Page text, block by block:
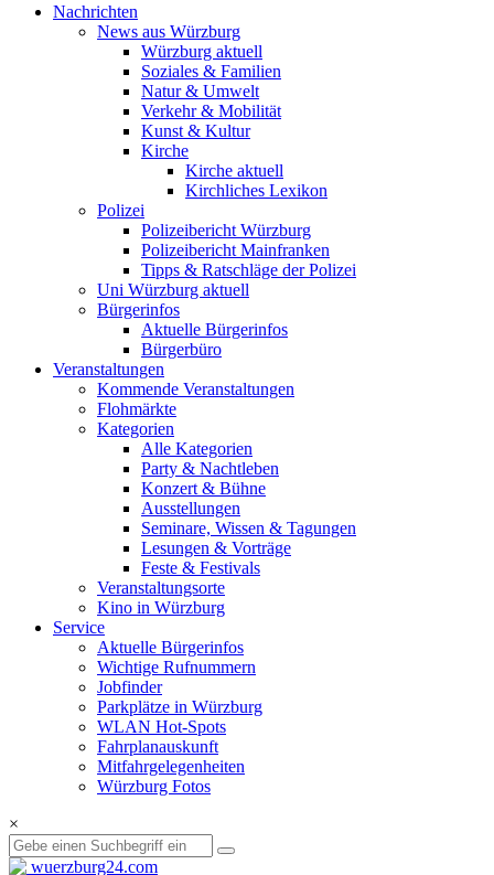
Nachrichten
News aus Würzburg
Würzburg aktuell
Soziales & Familien
Natur & Umwelt
Verkehr & Mobilität
Kunst & Kultur
Kirche
Kirche aktuell
Kirchliches Lexikon
Polizei
Polizeibericht Würzburg
Polizeibericht Mainfranken
Tipps & Ratschläge der Polizei
Uni Würzburg aktuell
Bürgerinfos
Aktuelle Bürgerinfos
Bürgerbüro
Veranstaltungen
Kommende Veranstaltungen
Flohmärkte
Kategorien
Alle Kategorien
Party & Nachtleben
Konzert & Bühne
Ausstellungen
Seminare, Wissen & Tagungen
Lesungen & Vorträge
Feste & Festivals
Veranstaltungsorte
Kino in Würzburg
Service
Aktuelle Bürgerinfos
Wichtige Rufnummern
Jobfinder
Parkplätze in Würzburg
WLAN Hot-Spots
Fahrplanauskunft
Mitfahrgelegenheiten
Würzburg Fotos
×